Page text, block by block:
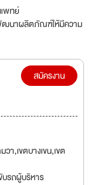
พทย์
พัฒนาผลิตภัณฑ์ให้มีความ
สมัครงาน
า,เขตบางเขน,เขต
รถผู้บริหาร